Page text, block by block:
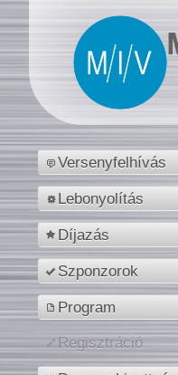
Versenyfelhívás
Lebonyolítás
Díjazás
Szponzorok
Program
Regisztráció